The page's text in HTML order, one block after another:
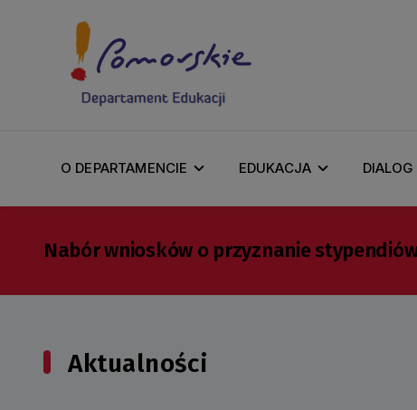
O DEPARTAMENCIE EDUKACJA
Nabór wniosków o przyznanie
Aktualności